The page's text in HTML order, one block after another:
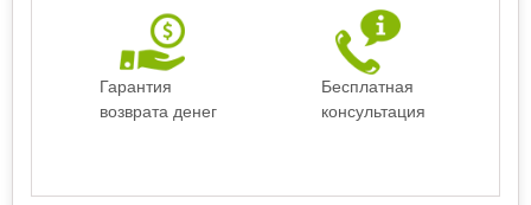
Гарантия
возврата денег
Бесплатная
консультация